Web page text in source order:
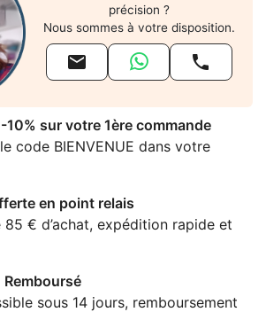
précision ?
Nous sommes à votre disposition.
 
10% sur votre 1ère commande
code BIENVENUE dans votre
en point relais
€ d’achat, expédition rapide et
sous 14 jours, remboursement